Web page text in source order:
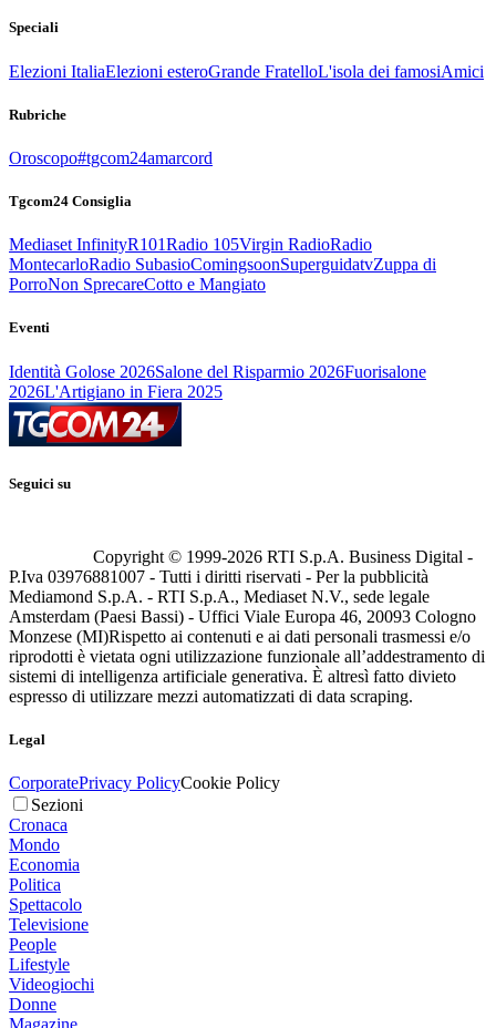
Speciali
Elezioni ItaliaElezioni esteroGrande FratelloL'isola dei famosiAmici
Rubriche
Oroscopo#tgcom24amarcord
Tgcom24 Consiglia
Mediaset InfinityR101Radio 105Virgin RadioRadio
MontecarloRadio SubasioComingsoonSuperguidatvZuppa di
PorroNon SprecareCotto e Mangiato
Eventi
Identità Golose 2026Salone del Risparmio 2026Fuorisalone
2026L'Artigiano in Fiera 2025
Seguici su
Copyright © 1999-2026 RTI S.p.A. Business Digital -
P.Iva 03976881007 - Tutti i diritti riservati - Per la pubblicità
Mediamond S.p.A. - RTI S.p.A., Mediaset N.V., sede legale
Amsterdam (Paesi Bassi) - Uffici Viale Europa 46, 20093 Cologno
Monzese (MI)Rispetto ai contenuti e ai dati personali trasmessi e/o
riprodotti è vietata ogni utilizzazione funzionale all’addestramento di
sistemi di intelligenza artificiale generativa. È altresì fatto divieto
espresso di utilizzare mezzi automatizzati di data scraping.
Legal
CorporatePrivacy PolicyCookie Policy
Sezioni
Cronaca
Mondo
Economia
Politica
Spettacolo
Televisione
People
Lifestyle
Videogiochi
Donne